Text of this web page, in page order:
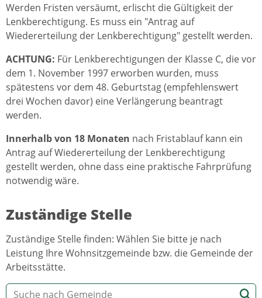
Werden Fristen versäumt, erlischt die Gültigkeit der
Lenkberechtigung. Es muss ein "Antrag auf
Wiedererteilung der Lenkberechtigung" gestellt werden.
ACHTUNG: Für Lenkberechtigungen der Klasse C, die vor
dem 1. November 1997 erworben wurden, muss
spätestens vor dem 48. Geburtstag (empfehlenswert
drei Wochen davor) eine Verlängerung beantragt
werden.
Innerhalb von 18 Monaten nach Fristablauf kann ein
Antrag auf Wiedererteilung der Lenkberechtigung
gestellt werden, ohne dass eine praktische Fahrprüfung
notwendig wäre.
Zuständige Stelle
Zuständige Stelle finden: Wählen Sie bitte je nach
Leistung Ihre Wohnsitzgemeinde bzw. die Gemeinde der
Arbeitsstätte.